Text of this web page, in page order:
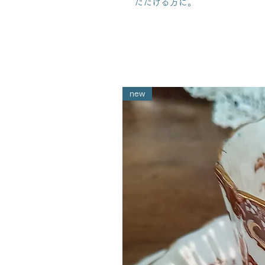
ただける方に。
new